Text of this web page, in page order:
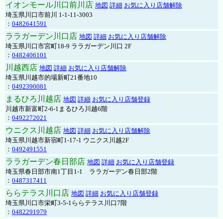
イオンモール川口前川店 地図 詳細 お気に入り店舗解除
埼玉県川口市前川 1-1-11-3003
： 0482641591
ララガーデン川口店 地図 詳細 お気に入り店舗解除
埼玉県川口市宮町18-9 ララガーデン川口 2F
： 0482406101
川越西店 地図 詳細 お気に入り店舗解除
埼玉県川越市的場新町21番地10
： 0492390081
まるひろ川越店 地図 詳細 お気に入り店舗登録
川越市新富町2-6-1まるひろ川越6階
： 0492272021
ウニクス川越店 地図 詳細 お気に入り店舗解除
埼玉県川越市新宿町1-17-1 ウニクス川越2F
： 0492491551
ララガーデン春日部店 地図 詳細 お気に入り店舗登録
埼玉県春日部市南1丁目1-1 ララガーデン春日部2階
： 0487317411
ららテラス川口店 地図 詳細 お気に入り店舗登録
埼玉県川口市栄町3-5-1ららテラス川口7階
： 0482291979